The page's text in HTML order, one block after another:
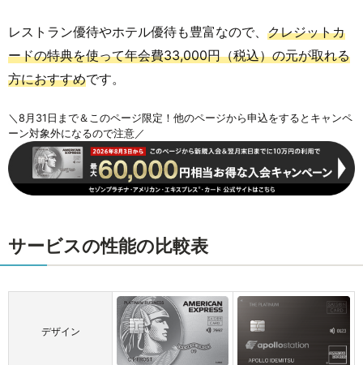
レストラン優待やホテル優待も豊富なので、 クレジットカ
ードの特典を使って年会費33,000円（税込）の元が取れる
方におすすめです。
＼8月31日まで＆このページ限定！他のページから申込をするとキャンペ
ーン対象外になるので注意／
サービスの性能の比較表
デザイン